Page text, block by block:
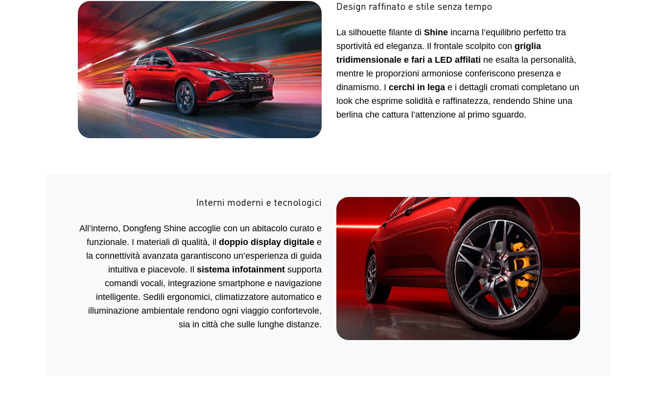
Design raffinato e stile senza tempo
La silhouette filante di Shine incarna l’equilibrio perfetto tra
sportività ed eleganza. Il frontale scolpito con griglia
tridimensionale e fari a LED affilati ne esalta la personalità,
mentre le proporzioni armoniose conferiscono presenza e
dinamismo. I cerchi in lega e i dettagli cromati completano un
look che esprime solidità e raffinatezza, rendendo Shine una
berlina che cattura l’attenzione al primo sguardo.
Interni moderni e tecnologici
All’interno, Dongfeng Shine accoglie con un abitacolo curato e
funzionale. I materiali di qualità, il doppio display digitale e
la connettività avanzata garantiscono un’esperienza di guida
intuitiva e piacevole. Il sistema infotainment supporta
comandi vocali, integrazione smartphone e navigazione
intelligente. Sedili ergonomici, climatizzatore automatico e
illuminazione ambientale rendono ogni viaggio confortevole,
sia in città che sulle lunghe distanze.